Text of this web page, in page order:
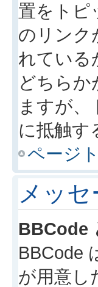
置をトピ
のリンク
れている
どちら
ますが
に抵触す
ページ
メッ
BBCode
BBCode
が用意し